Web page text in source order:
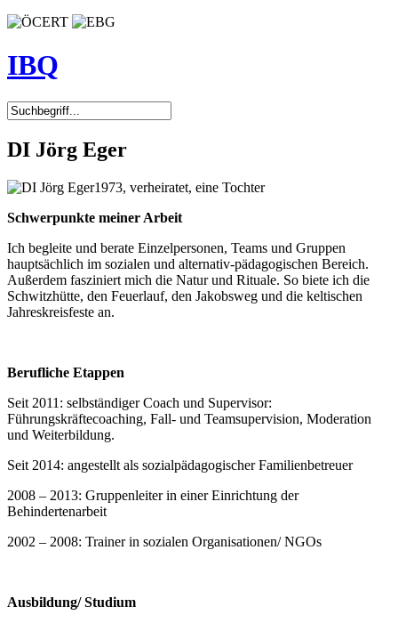
IBQ
DI Jörg Eger
1973, verheiratet, eine Tochter
Schwerpunkte meiner Arbeit
Ich begleite und berate Einzelpersonen, Teams und Gruppen
hauptsächlich im sozialen und alternativ-pädagogischen Bereich.
Außerdem fasziniert mich die Natur und Rituale. So biete ich die
Schwitzhütte, den Feuerlauf, den Jakobsweg und die keltischen
Jahreskreisfeste an.
Berufliche Etappen
Seit 2011: selbständiger Coach und Supervisor:
Führungskräftecoaching, Fall- und Teamsupervision, Moderation
und Weiterbildung.
Seit 2014: angestellt als sozialpädagogischer Familienbetreuer
2008 – 2013: Gruppenleiter in einer Einrichtung der
Behindertenarbeit
2002 – 2008: Trainer in sozialen Organisationen/ NGOs
Ausbildung/ Studium